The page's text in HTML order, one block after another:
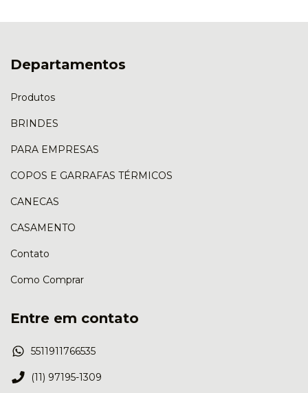
Departamentos
Produtos
BRINDES
PARA EMPRESAS
COPOS E GARRAFAS TÉRMICOS
CANECAS
CASAMENTO
Contato
Como Comprar
Entre em contato
5511911766535
(11) 97195-1309